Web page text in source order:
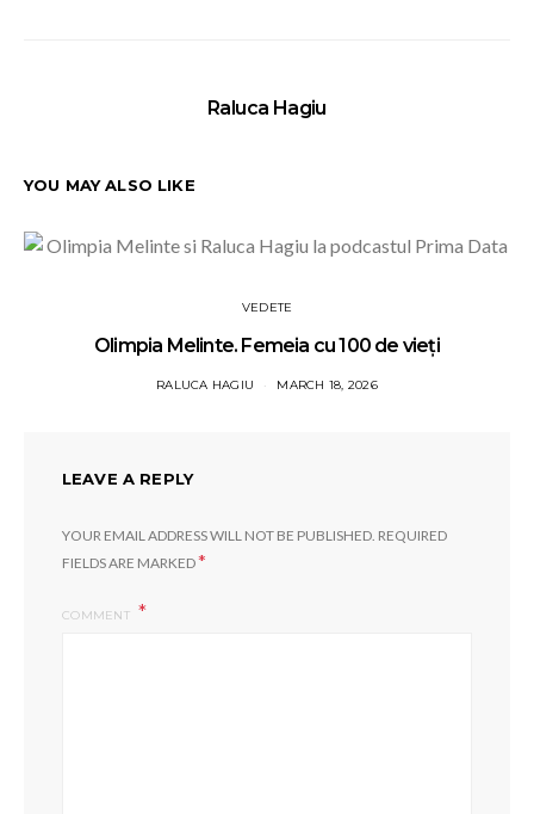
Raluca Hagiu
YOU MAY ALSO LIKE
VEDETE
Olimpia Melinte. Femeia cu 100 de vieți
RALUCA HAGIU MARCH 18, 2026
LEAVE A REPLY
YOUR EMAIL ADDRESS WILL NOT BE PUBLISHED. REQUIRED
FIELDS ARE MARKED*
COMMENT